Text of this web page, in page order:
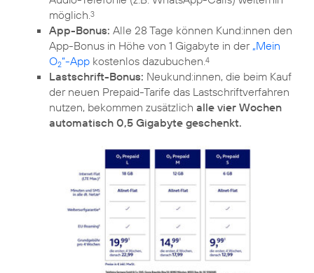
möglich.3
App-Bonus: Alle 28 Tage können Kund:innen den
App-Bonus in Höhe von 1 Gigabyte in der „Mein
O2“-App kostenlos dazubuchen.4
Lastschrift-Bonus: Neukund:innen, die beim Kauf
der neuen Prepaid-Tarife das Lastschriftverfahren
nutzen, bekommen zusätzlich alle vier Wochen
automatisch 0,5 Gigabyte geschenkt.